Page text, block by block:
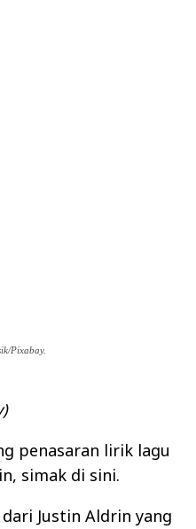
Pixabay.
penasaran lirik lagu
simak di sini.
Justin Aldrin yang